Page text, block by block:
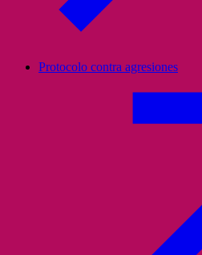
Protocolo contra agresiones